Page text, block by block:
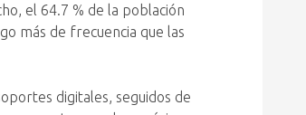
el 64.7 % de la población
más de frecuencia que las
digitales, seguidos de